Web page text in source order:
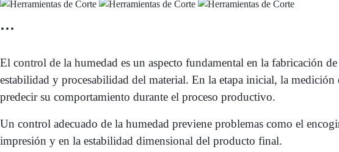
...
El control de la humedad es un aspecto fundamental en la fabricación
estabilidad y procesabilidad del material. En la etapa inicial, la
predecir su comportamiento durante el proceso productivo.
Un control adecuado de la humedad previene problemas como el
impresión y en la estabilidad dimensional del producto final.